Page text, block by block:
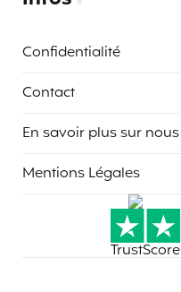
Confidentialité
Contact
En savoir plus sur nous
Mentions Légales
TrustScore